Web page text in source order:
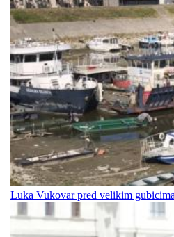
Luka Vukovar pred velikim